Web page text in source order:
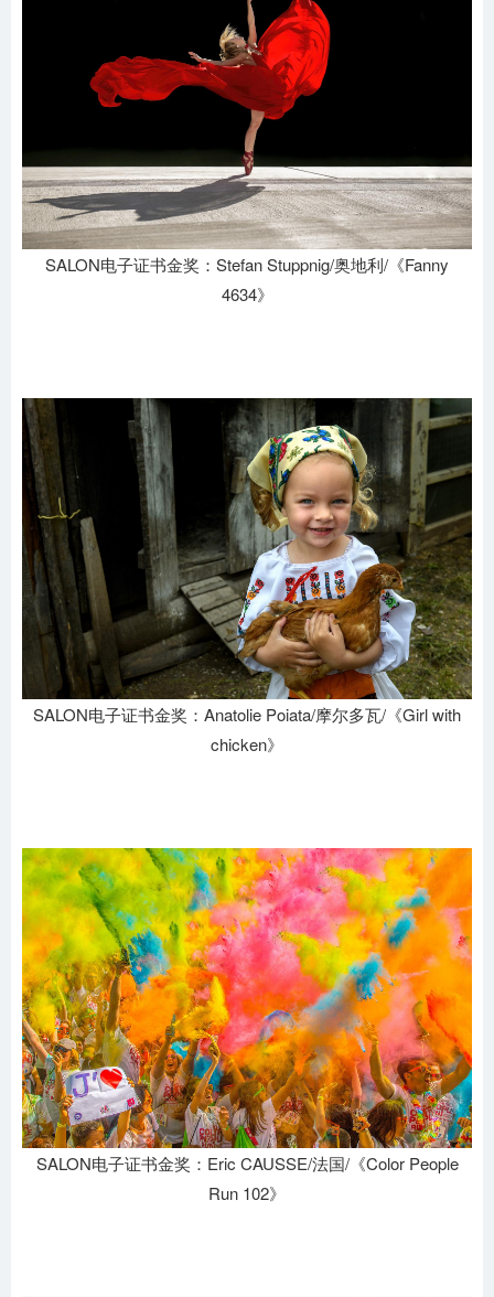
SALON电子证书金奖：Stefan Stuppnig/奥地利/《Fanny
4634》
SALON电子证书金奖：Anatolie Poiata/摩尔多瓦/《Girl with
chicken》
SALON电子证书金奖：Eric CAUSSE/法国/《Color People
Run 102》